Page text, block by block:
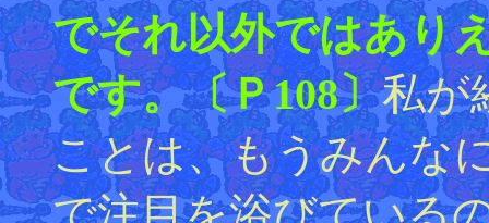
でそれ以外ではあり
です。〔Ｐ108〕私が
ことは、もうみんな